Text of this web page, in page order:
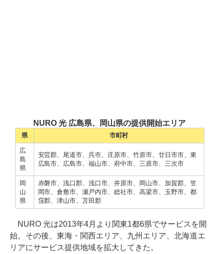
NURO 光 広島県、岡山県の提供開始エリア
県 市町村
広
島
県
安芸郡、尾道市、呉市、庄原市、竹原市、廿日市市、東
広島市、広島市、福山市、府中市、三原市、三次市
岡
山
県
赤磐市、浅口郡、浅口市、井原市、岡山市、加賀郡、笠
岡市、倉敷市、瀬戸内市、総社市、高梁市、玉野市、都
窪郡、津山市、苫田郡
NURO 光は2013年4月より関東1都6県でサービスを開
始。その後、東海・関西エリア、九州エリア、北海道エ
リアにサービス提供地域を拡大してきた。